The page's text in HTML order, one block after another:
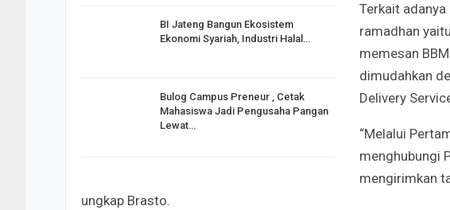
BI Jateng Bangun Ekosistem
Ekonomi Syariah, Industri Halal…
Bulog Campus Preneur , Cetak
Mahasiswa Jadi Pengusaha Pangan
Lewat…
Terkait
ramadhan
memesan
dimudahkan
Delivery
“Melalui
menghubungi
mengirimkan
ungkap Brasto.